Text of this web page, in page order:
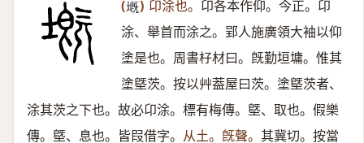
(𡏲 ) 卬涂也。 卬各本作仰。今正。卬
涂、舉首而涂之。郢人施廣領大袖以仰
塗是也。周書杍材曰。旣勤垣墉。惟其
塗墍茨。按以艸葢屋曰茨。塗墍茨者、
涂其茨之下也。故必卬涂。標有梅傳。墍、取也。假樂
傳。墍、息也。皆叚借字。 从土。旣聲。 其冀切。按當